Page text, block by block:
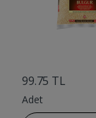
99.75 TL
Adet